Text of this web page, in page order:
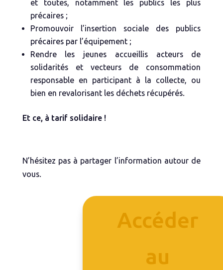
et toutes, notamment les publics les plus
précaires ;
Promouvoir l’insertion sociale des publics
précaires par l’équipement ;
Rendre les jeunes accueillis acteurs de
solidarités et vecteurs de consommation
responsable en participant à la collecte, ou
bien en revalorisant les déchets récupérés.
Et ce, à tarif solidaire !
N’hésitez pas à partager l’information autour de
vous.
Accéder
au